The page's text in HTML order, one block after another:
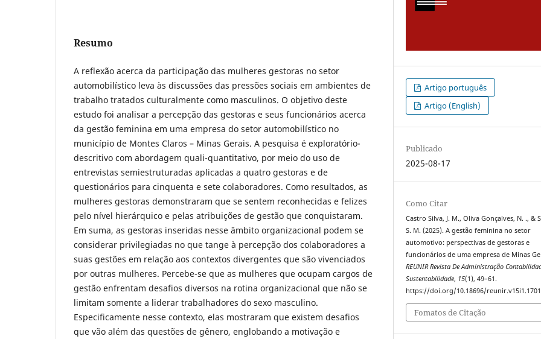
Resumo
A reflexão acerca da participação das mulheres gestoras no setor
automobilístico leva às discussões das pressões sociais em ambientes de
trabalho tratados culturalmente como masculinos. O objetivo deste
estudo foi analisar a percepção das gestoras e seus funcionários acerca
da gestão feminina em uma empresa do setor automobilístico no
município de Montes Claros – Minas Gerais. A pesquisa é exploratório-
descritivo com abordagem quali-quantitativo, por meio do uso de
entrevistas semiestruturadas aplicadas a quatro gestoras e de
questionários para cinquenta e sete colaboradores. Como resultados, as
mulheres gestoras demonstraram que se sentem reconhecidas e felizes
pelo nível hierárquico e pelas atribuições de gestão que conquistaram.
Em suma, as gestoras inseridas nesse âmbito organizacional podem se
considerar privilegiadas no que tange à percepção dos colaboradores a
suas gestões em relação aos contextos divergentes que são vivenciados
por outras mulheres. Percebe-se que as mulheres que ocupam cargos de
gestão enfrentam desafios diversos na rotina organizacional que não se
limitam somente a liderar trabalhadores do sexo masculino.
Especificamente nesse contexto, elas mostraram que existem desafios
que vão além das questões de gênero, englobando a motivação e
Artigo português
Artigo (English)
Publicado
2025-08-17
Como Citar
Castro Silva, J. M., Oliva Gonçalves, N. ., &
S. M. (2025). A gestão feminina no setor
automotivo: perspectivas de gestoras e
funcionários de uma empresa de Minas
REUNIR Revista De Administração
Sustentabilidade, 15(1), 49–61.
https://doi.org/10.18696/reunir.v15i1.1701
Fomatos de Citação